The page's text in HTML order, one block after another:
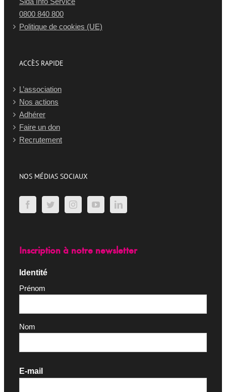
0800 840 800
Politique de cookies (UE)
ACCÈS RAPIDE
L’association
Nos actions
Adhérer
Faire un don
Recrutement
NOS MÉDIAS SOCIAUX
Inscription à notre newsletter
Identité
Prénom
Nom
E-mail